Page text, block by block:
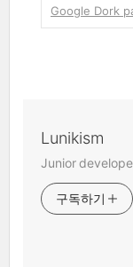
Google Dork
Lunikism
Junior
구독하기